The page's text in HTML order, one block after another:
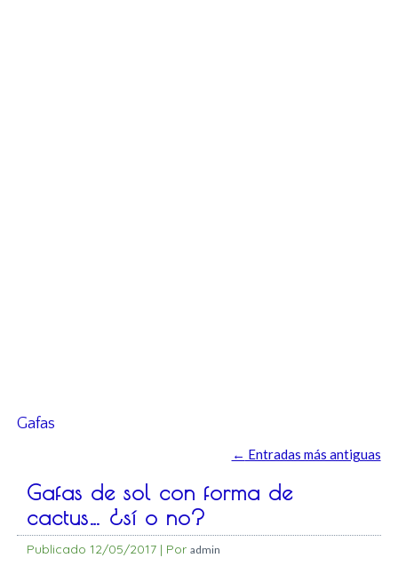
Gafas
← Entradas más antiguas
Gafas de sol con forma de
cactus… ¿sí o no?
Publicado 12/05/2017 | Por admin